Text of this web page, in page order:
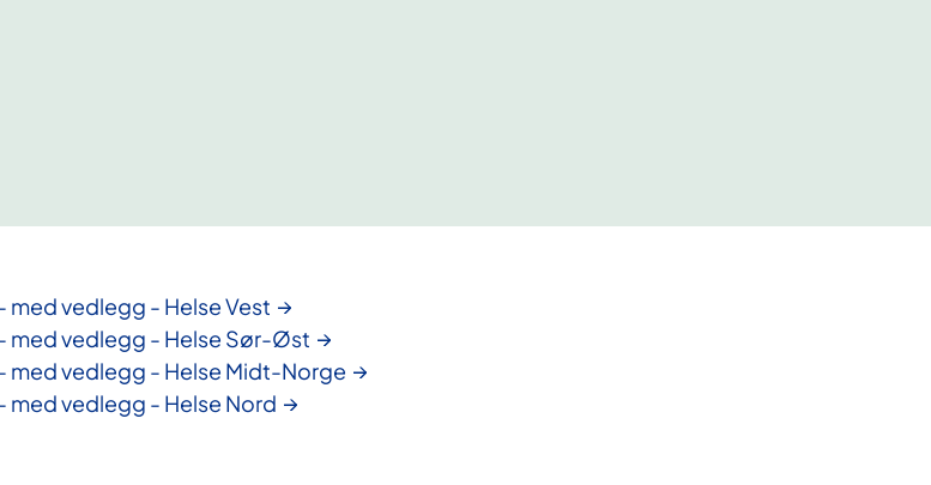
med vedlegg - Helse Vest
med vedlegg - Helse Sør-Øst
med vedlegg - Helse Midt-Norge
med vedlegg - Helse Nord